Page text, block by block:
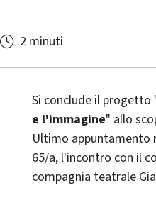
2 minuti
Si conclude il progetto
e l'immagine" allo
Ultimo appuntamento
65/a, l'incontro con il
compagnia teatrale